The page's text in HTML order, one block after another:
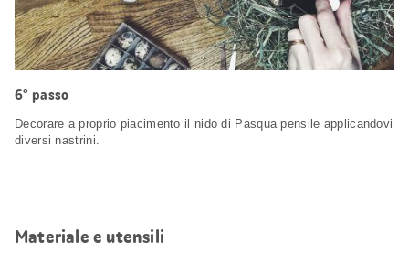
6° passo
Decorare a proprio piacimento il nido di Pasqua pensile applicandovi
diversi nastrini.
Materiale e utensili